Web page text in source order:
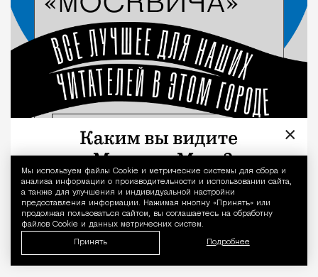
Уведомление
Мы используем файлы Сookie и метрические системы для сбора и
анализа информации о производительности и использовании сайта,
а также для улучшения и индивидуальной настройки
предоставления информации. Нажимая кнопку «Принять» или
продолжая пользоваться сайтом, вы соглашаетесь на обработку
файлов Cookie и данных метрических систем.
Принять Подробнее
×